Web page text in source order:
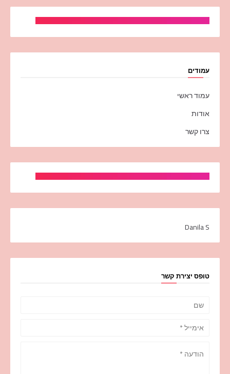
עמודים
עמוד ראשי
אודות
צרו קשר
Danila S
טופס יצירת קשר